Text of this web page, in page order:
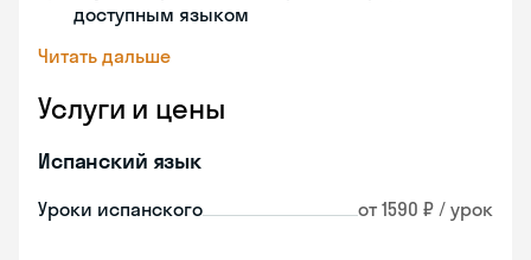
доступным языком
Читать дальше
Услуги и цены
Испанский язык
Уроки испанского от 1590 ₽ / урок